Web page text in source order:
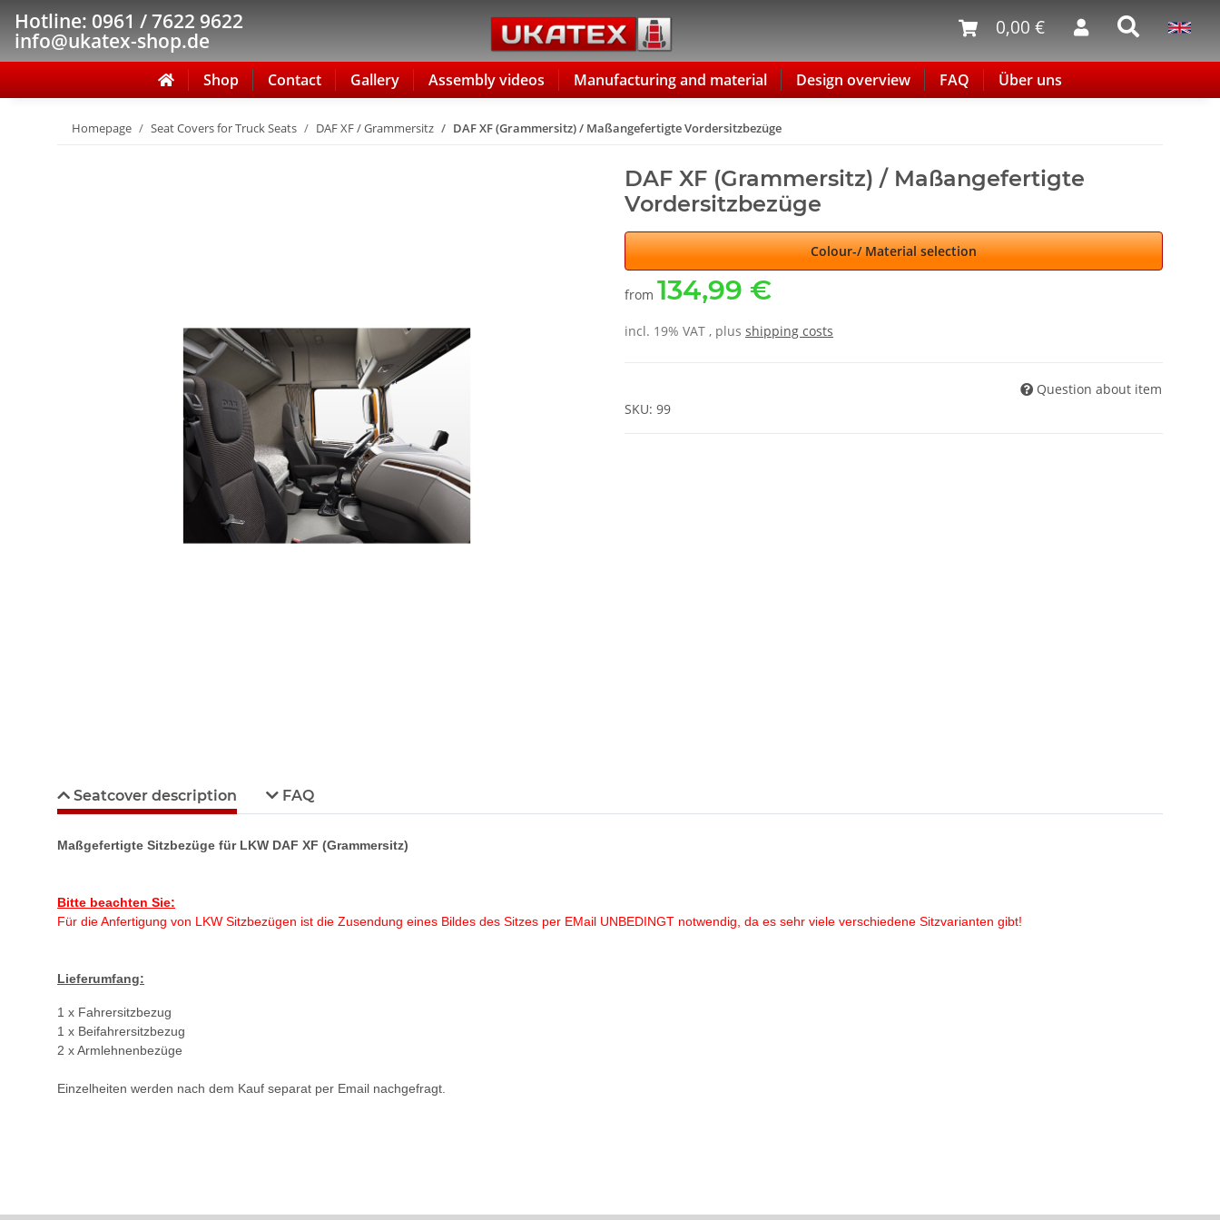
Hotline: 0961 / 7622 9622
info@ukatex-shop.de
0,00 €
Shop Contact Gallery Assembly videos Manufacturing and material Design overview FAQ Über uns
Homepage Seat Covers for Truck Seats DAF XF / Grammersitz DAF XF (Grammersitz) / Maßangefertigte Vordersitzbezüge
DAF XF (Grammersitz) / Maßangefertigte
Vordersitzbezüge
Colour-/ Material selection
from 134,99 €
incl. 19% VAT , plus shipping costs
Question about item
SKU: 99
Seatcover description FAQ
Maßgefertigte Sitzbezüge für LKW DAF XF (Grammersitz)
Bitte beachten Sie:
Für die Anfertigung von LKW Sitzbezügen ist die Zusendung eines Bildes des Sitzes per EMail UNBEDINGT notwendig, da es sehr viele verschiedene Sitzvarianten gibt!
Lieferumfang:
1 x Fahrersitzbezug
1 x Beifahrersitzbezug
2 x Armlehnenbezüge
Einzelheiten werden nach dem Kauf separat per Email nachgefragt.